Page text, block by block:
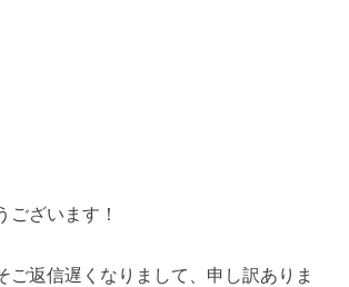
ございます！
ご返信遅くなりまして、申し訳ありま